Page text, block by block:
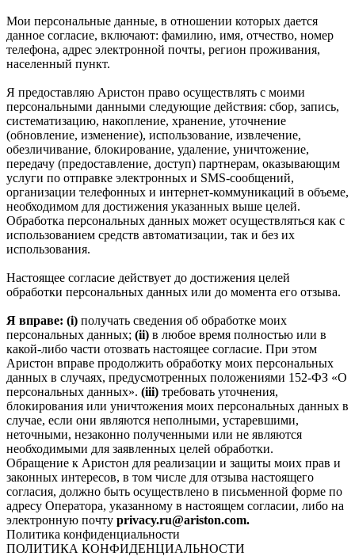
Мои персональные данные, в отношении которых дается
данное согласие, включают: фамилию, имя, отчество, номер
телефона, адрес электронной почты, регион проживания,
населенный пункт.
Я предоставляю Аристон право осуществлять с моими
персональными данными следующие действия: сбор, запись,
систематизацию, накопление, хранение, уточнение
(обновление, изменение), использование, извлечение,
обезличивание, блокирование, удаление, уничтожение,
передачу (предоставление, доступ) партнерам, оказывающим
услуги по отправке электронных и SMS‑сообщений,
организации телефонных и интернет‑коммуникаций в объеме,
необходимом для достижения указанных выше целей.
Обработка персональных данных может осуществляться как с
использованием средств автоматизации, так и без их
использования.
Настоящее согласие действует до достижения целей
обработки персональных данных или до момента его отзыва.
Я вправе: (i) получать сведения об обработке моих
персональных данных; (ii) в любое время полностью или в
какой-либо части отозвать настоящее согласие. При этом
Аристон вправе продолжить обработку моих персональных
данных в случаях, предусмотренных положениями 152-ФЗ «О
персональных данных». (iii) требовать уточнения,
блокирования или уничтожения моих персональных данных в
случае, если они являются неполными, устаревшими,
неточными, незаконно полученными или не являются
необходимыми для заявленных целей обработки.
Обращение к Аристон для реализации и защиты моих прав и
законных интересов, в том числе для отзыва настоящего
согласия, должно быть осуществлено в письменной форме по
адресу Оператора, указанному в настоящем согласии, либо на
электронную почту privacy.ru@ariston.com.
Политика конфиденциальности
ПОЛИТИКА КОНФИДЕНЦИАЛЬНОСТИ